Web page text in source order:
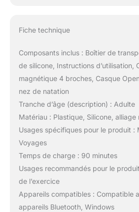
Fiche technique
Composants inclus : Boîtier de
de silicone, Instructions d’utilisation,
magnétique 4 broches, Casque
nez de natation
Tranche d’âge (description) : Adulte
Matériau : Plastique, Silicone,
Usages spécifiques pour le produit :
Voyages
Temps de charge : 90 minutes
Usages recommandés pour le
de l’exercice
Appareils compatibles : Compatible
appareils Bluetooth, Windows